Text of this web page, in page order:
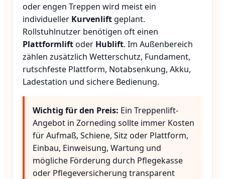
oder engen Treppen wird meist ein
individueller Kurvenlift geplant.
Rollstuhlnutzer benötigen oft einen
Plattformliftoder Hublift. Im Außenbereich
zählen zusätzlich Wetterschutz, Fundament,
rutschfeste Plattform, Notabsenkung, Akku,
Ladestation und sichere Bedienung.
Wichtig für den Preis: Ein Treppenlift-
Angebot in Zorneding sollte immer Kosten
für Aufmaß, Schiene, Sitz oder Plattform,
Einbau, Einweisung, Wartung und
mögliche Förderung durch Pflegekasse
oder Pflegeversicherung transparent